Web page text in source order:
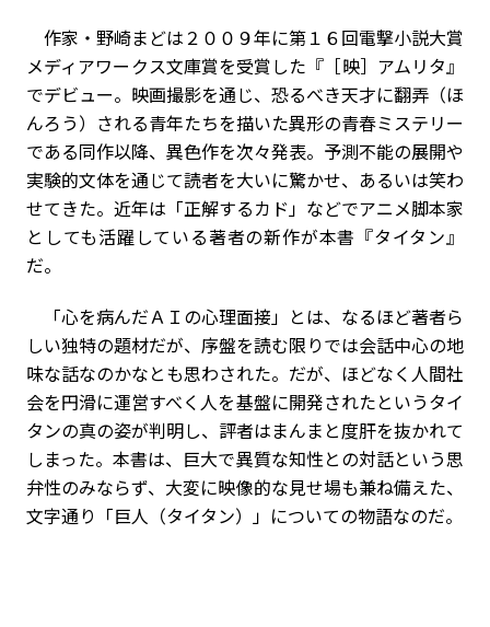
作家・野崎まどは２００９年に第１６回電撃小説大賞
メディアワークス文庫賞を受賞した『［映］アムリタ』
でデビュー。映画撮影を通じ、恐るべき天才に翻弄（ほ
んろう）される青年たちを描いた異形の青春ミステリー
である同作以降、異色作を次々発表。予測不能の展開や
実験的文体を通じて読者を大いに驚かせ、あるいは笑わ
せてきた。近年は「正解するカド」などでアニメ脚本家
としても活躍している著者の新作が本書『タイタン』
だ。
「心を病んだＡＩの心理面接」とは、なるほど著者ら
しい独特の題材だが、序盤を読む限りでは会話中心の地
味な話なのかなとも思わされた。だが、ほどなく人間社
会を円滑に運営すべく人を基盤に開発されたというタイ
タンの真の姿が判明し、評者はまんまと度肝を抜かれて
しまった。本書は、巨大で異質な知性との対話という思
弁性のみならず、大変に映像的な見せ場も兼ね備えた、
文字通り「巨人（タイタン）」についての物語なのだ。